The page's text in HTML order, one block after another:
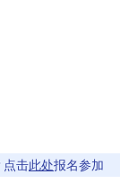
点击此处报名参加